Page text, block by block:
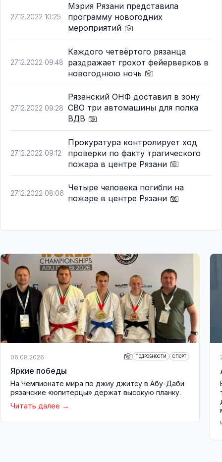
27.12.2022 10:25
Мэрия Рязани представила
программу новогодних
мероприятий
27.12.2022 09:48
Каждого четвёртого рязанца
раздражает грохот фейерверков в
новогоднюю ночь
27.12.2022 09:28
Рязанский ОНФ доставил в зону
СВО три автомашины для полка
ВДВ
27.12.2022 09:12
Прокуратура контролирует ход
проверки по факту трагического
пожара в центре Рязани
27.12.2022 08:06
Четыре человека погибли на
пожаре в центре Рязани
06.08.2026 ПОДРОБНОСТИ СПОРТ
Яркие победы
На Чемпионате мира по джиу джитсу в Абу-Даби
рязанские «юпитерцы» держат высокую планку.
Читать далее